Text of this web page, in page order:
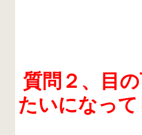
質問２、目
たいになっ